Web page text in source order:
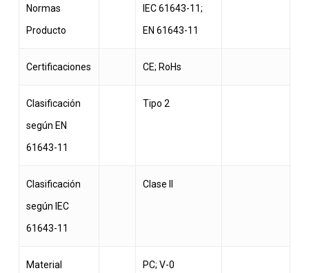
Normas
Producto
IEC 61643-11;
EN 61643-11
Certificaciones CE; RoHs
Clasificación
según EN
61643-11
Tipo 2
Clasificación
según IEC
61643-11
Clase II
Material
PC; V-0